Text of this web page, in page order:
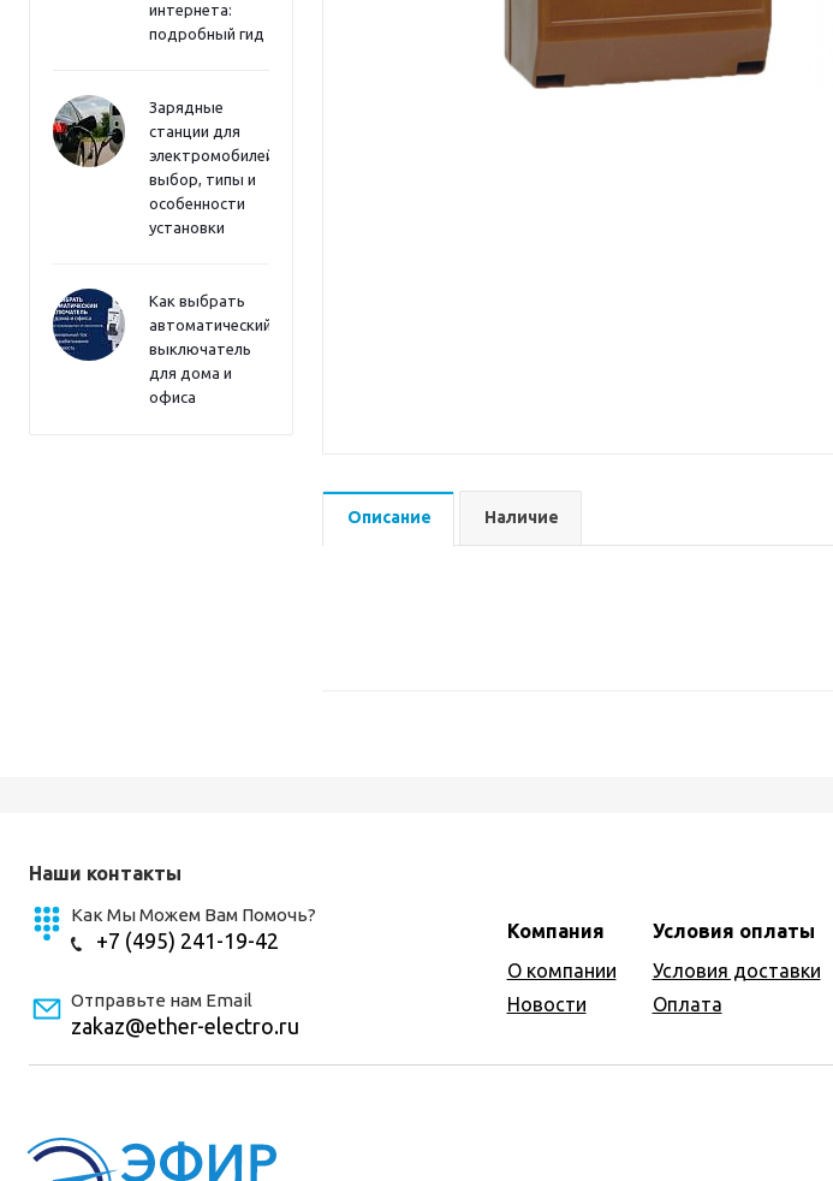
интернета:
подробный гид
Зарядные
станции для
электромобилей:
выбор, типы и
особенности
установки
Как выбрать
автоматический
выключатель
для дома и
офиса
Описание Наличие
Наши контакты
Как Мы Можем Вам Помочь?
+7 (495) 241-19-42
Отправьте нам Email
zakaz@ether-electro.ru
Компания
О компании
Новости
Условия оплаты
Условия доставки
Оплата